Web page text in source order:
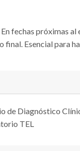
En fechas próximas
final. Esencial para
de Diagnóstico
TEL